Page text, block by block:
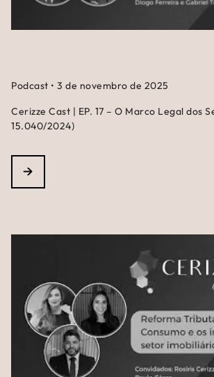
Podcast • 3 de novembro de 2025
Cerizze Cast | EP. 17 – O Marco Legal dos
15.040/2024)
→